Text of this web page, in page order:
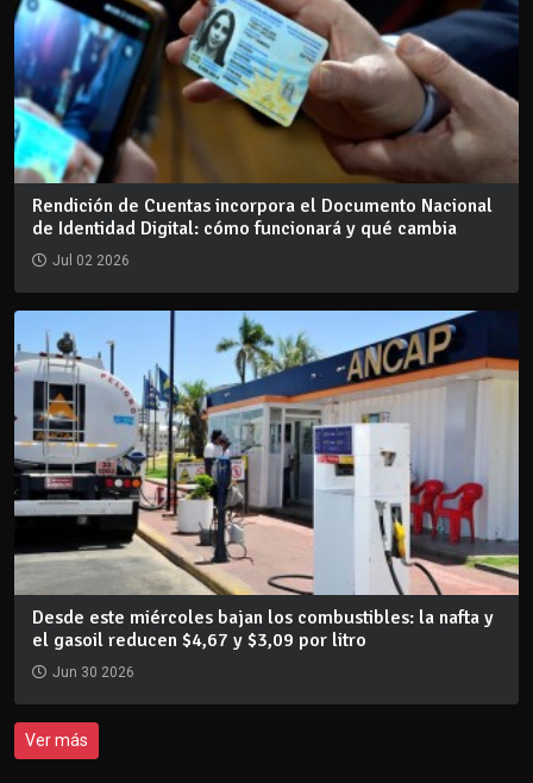
Rendición de Cuentas incorpora el Documento Nacional
de Identidad Digital: cómo funcionará y qué cambia
Jul 02 2026
Desde este miércoles bajan los combustibles: la nafta y
el gasoil reducen $4,67 y $3,09 por litro
Jun 30 2026
Ver más